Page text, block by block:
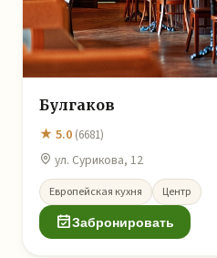
Булгаков
★ 5.0 (6681)
ул. Сурикова, 12
Европейская кухня Центр
Забронировать